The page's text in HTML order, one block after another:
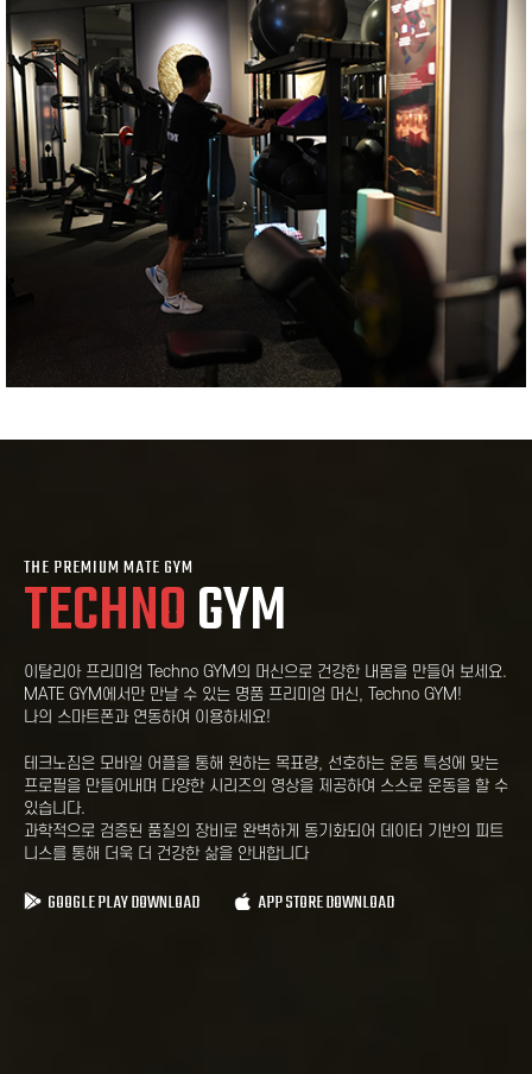
THE PREMIUM MATE GYM
TECHNOGYM
이탈리아 프리미엄 Techno GYM의 머신으로 건강한 내몸을 만들어 보세요.
MATE GYM에서만 만날 수 있는 명품 프리미엄 머신, Techno GYM!
나의 스마트폰과 연동하여 이용하세요!
테크노짐은 모바일 어플을 통해 원하는 목표량, 선호하는 운동 특성에 맞는
프로필을 만들어내며 다양한 시리즈의 영상을 제공하여 스스로 운동을 할 수
있습니다.
과학적으로 검증된 품질의 장비로 완벽하게 동기화되어 데이터 기반의 피트
니스를 통해 더욱 더 건강한 삶을 안내합니다
GOOGLE PLAY DOWNLOAD APP STORE DOWNLOAD